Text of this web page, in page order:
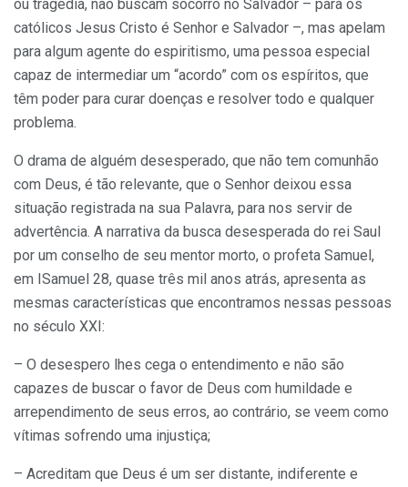
ou tragédia, não buscam socorro no Salvador – para os
católicos Jesus Cristo é Senhor e Salvador –, mas apelam
para algum agente do espiritismo, uma pessoa especial
capaz de intermediar um “acordo” com os espíritos, que
têm poder para curar doenças e resolver todo e qualquer
problema.
O drama de alguém desesperado, que não tem comunhão
com Deus, é tão relevante, que o Senhor deixou essa
situação registrada na sua Palavra, para nos servir de
advertência. A narrativa da busca desesperada do rei Saul
por um conselho de seu mentor morto, o profeta Samuel,
em ISamuel 28, quase três mil anos atrás, apresenta as
mesmas características que encontramos nessas pessoas
no século XXI:
– O desespero lhes cega o entendimento e não são
capazes de buscar o favor de Deus com humildade e
arrependimento de seus erros, ao contrário, se veem como
vítimas sofrendo uma injustiça;
– Acreditam que Deus é um ser distante, indiferente e